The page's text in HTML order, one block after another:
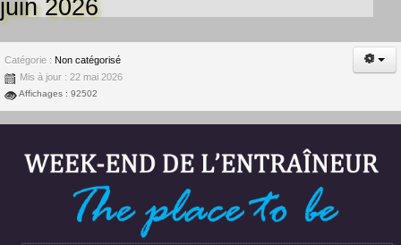
juin 2026
Catégorie : Non catégorisé
Mis à jour : 22 mai 2026
Affichages : 92502